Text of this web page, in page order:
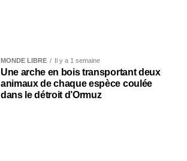
MONDE LIBRE Il y a 1 semaine
Une arche en bois transportant deux
animaux de chaque espèce coulée
dans le détroit d’Ormuz